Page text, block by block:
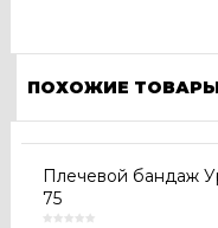
ПОХОЖИЕ
Плечевой бандаж
75